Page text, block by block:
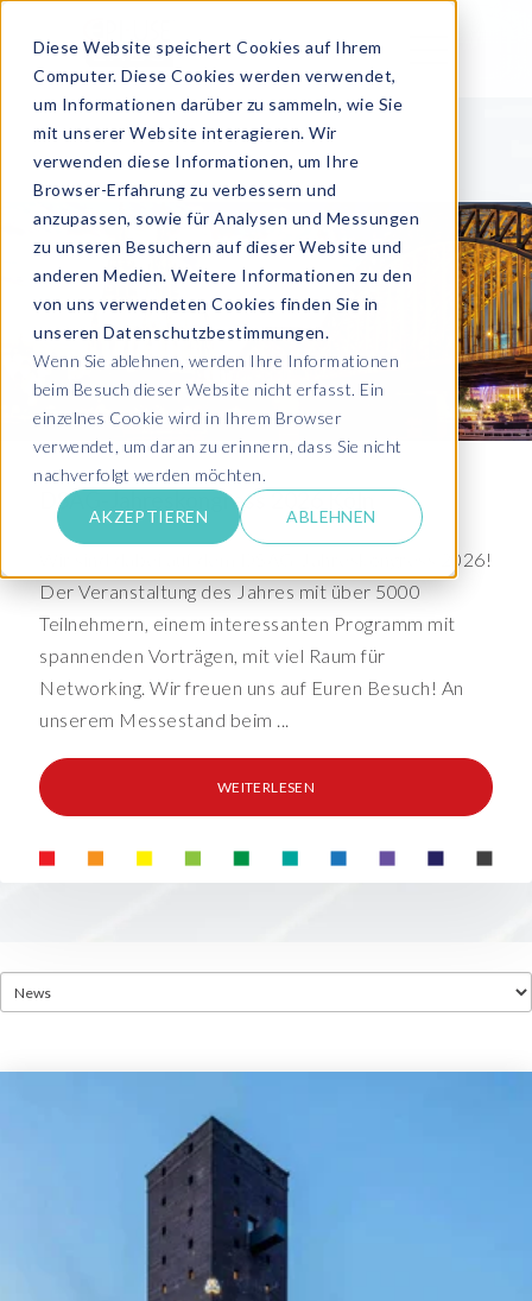
Diese Website speichert Cookies auf Ihrem
Computer. Diese Cookies werden verwendet,
um Informationen darüber zu sammeln, wie Sie
mit unserer Website interagieren. Wir
verwenden diese Informationen, um Ihre
Browser-Erfahrung zu verbessern und
anzupassen, sowie für Analysen und Messungen
zu unseren Besuchern auf dieser Website und
anderen Medien. Weitere Informationen zu den
von uns verwendeten Cookies finden Sie in
unseren Datenschutzbestimmungen.
Wenn Sie ablehnen, werden Ihre Informationen
beim Besuch dieser Website nicht erfasst. Ein
einzelnes Cookie wird in Ihrem Browser
verwendet, um daran zu erinnern, dass Sie nicht
nachverfolgt werden möchten.
AKZEPTIEREN ABLEHNEN
DSAG-Jahreskongress 2026 Köln
Wir sind dabei auf dem DSAG-Jahreskongress 2026!
Der Veranstaltung des Jahres mit über 5000
Teilnehmern, einem interessanten Programm mit
spannenden Vorträgen, mit viel Raum für
Networking. Wir freuen uns auf Euren Besuch! An
unserem Messestand beim ...
WEITERLESEN